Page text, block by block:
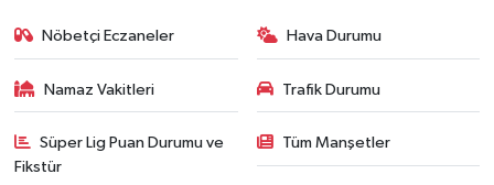
Nöbetçi Eczaneler Hava Durumu
Namaz Vakitleri Trafik Durumu
Süper Lig Puan Durumu ve
Fikstür
Tüm Manşetler